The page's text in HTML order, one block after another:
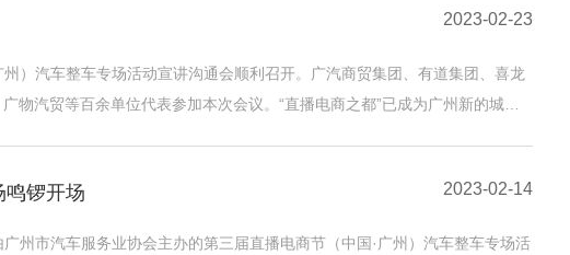
2023-02-23
）汽车整车专场活动宣讲沟通会顺利召开。广汽商贸集团、有道集团、喜龙
汽贸等百余单位代表参加本次会议。“直播电商之都”已成为广州新的城市
鸣锣开场 2023-02-14
州市汽车服务业协会主办的第三届直播电商节（中国·广州）汽车整车专场活